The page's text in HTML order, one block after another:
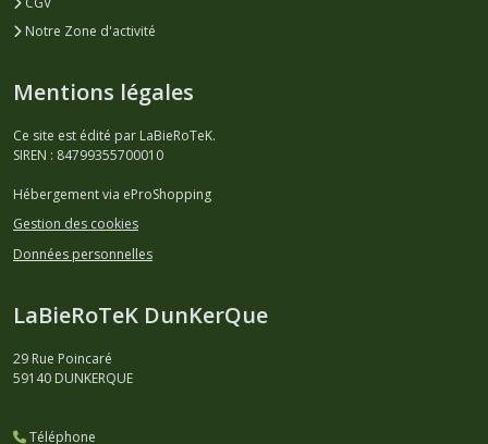
Notre Zone d'activité
Mentions légales
Ce site est édité par LaBieRoTeK.
SIREN : 84799355700010
Hébergement via eProShopping
Gestion des cookies
Données personnelles
LaBieRoTeK DunKerQue
29 Rue Poincaré
59140 DUNKERQUE
Téléphone